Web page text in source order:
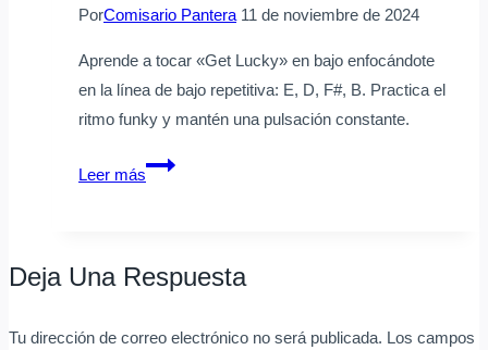
PorComisario Pantera 11 de noviembre de 2024
Aprende a tocar «Get Lucky» en bajo enfocándote
en la línea de bajo repetitiva: E, D, F#, B. Practica el
ritmo funky y mantén una pulsación constante.
Leer más
Cómo
Lucky»
bajo
Deja Una Respuesta
Tu dirección de correo electrónico no será publicada. Los campos